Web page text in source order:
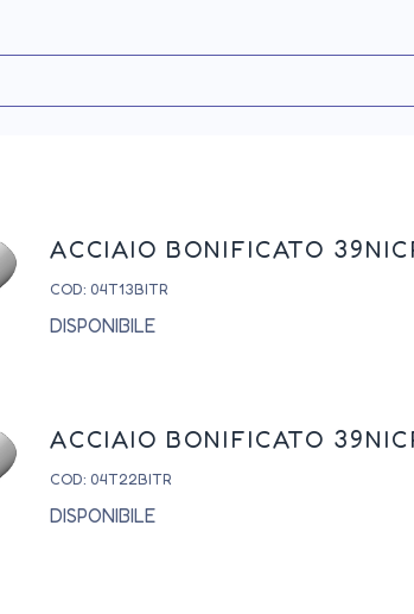
ACCIAIO BONIFICATO
COD: 04T13BITR
DISPONIBILE
ACCIAIO BONIFICATO
COD: 04T22BITR
DISPONIBILE